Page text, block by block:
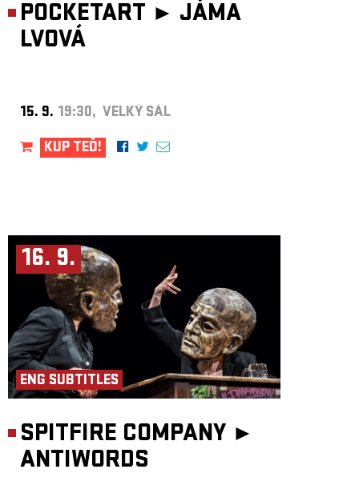
POCKETART ► JÁMA
LVOVÁ
15. 9. 19:30, VELKÝ SÁL
KUP TEĎ!
16. 9.
ENG SUBTITLES
SPITFIRE COMPANY ►
ANTIWORDS